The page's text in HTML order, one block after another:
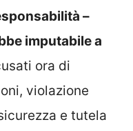
–
imputabile a
ora di
violazione
e tutela